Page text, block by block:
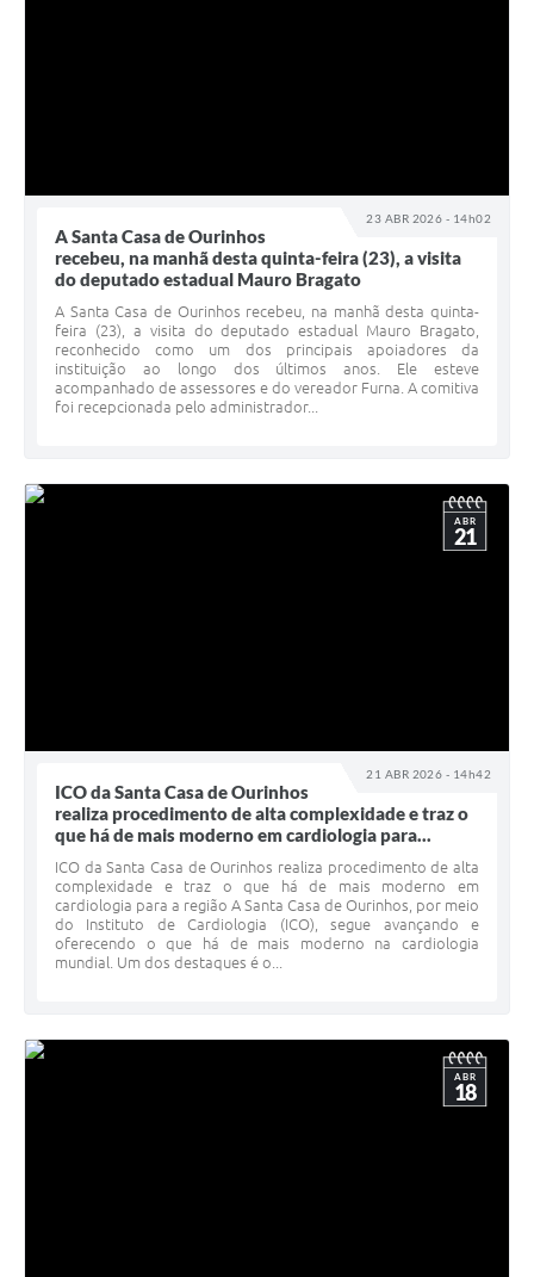
23 ABR 2026 - 14h02
A Santa Casa de Ourinhos
recebeu, na manhã desta quinta-feira (23), a visita
do deputado estadual Mauro Bragato
A Santa Casa de Ourinhos recebeu, na manhã desta quinta-
feira (23), a visita do deputado estadual Mauro Bragato,
reconhecido como um dos principais apoiadores da
instituição ao longo dos últimos anos. Ele esteve
acompanhado de assessores e do vereador Furna. A comitiva
foi recepcionada pelo administrador...
21 ABR 2026 - 14h42
ABR
21
ICO da Santa Casa de Ourinhos
realiza procedimento de alta complexidade e traz o
que há de mais moderno em cardiologia para...
ICO da Santa Casa de Ourinhos realiza procedimento de alta
complexidade e traz o que há de mais moderno em
cardiologia para a região A Santa Casa de Ourinhos, por meio
do Instituto de Cardiologia (ICO), segue avançando e
oferecendo o que há de mais moderno na cardiologia
mundial. Um dos destaques é o...
ABR
18